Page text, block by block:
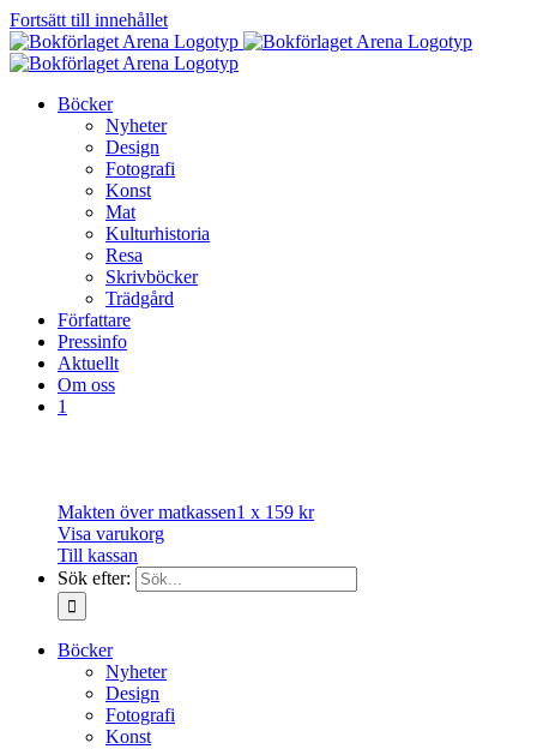
Fortsätt till innehållet
Böcker
Nyheter
Design
Fotografi
Konst
Mat
Kulturhistoria
Resa
Skrivböcker
Trädgård
Författare
Pressinfo
Aktuellt
Om oss
1
Makten över matkassen1 x 159 kr
Visa varukorg
Till kassan
Sök efter:
Böcker
Nyheter
Design
Fotografi
Konst